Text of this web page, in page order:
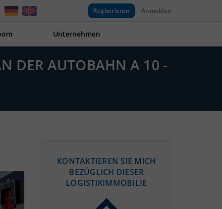
Registrieren Anmelden
Unternehmen
DER AUTOBAHN A 10 - L
KONTAKTIEREN SIE MICH
BEZÜGLICH DIESER
LOGISTIKIMMOBILIE